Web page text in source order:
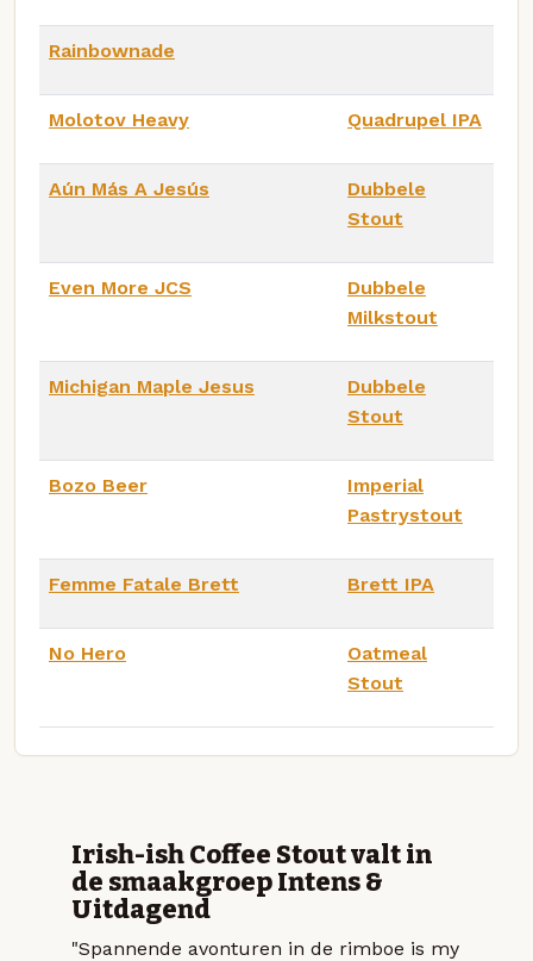
Rainbownade
Molotov Heavy Quadrupel IPA
Aún Más A Jesús
Dubbele
Stout
Even More JCS
Dubbele
Milkstout
Michigan Maple Jesus
Dubbele
Stout
Bozo Beer
Imperial
Pastrystout
Femme Fatale Brett Brett IPA
No Hero
Oatmeal
Stout
Irish-ish Coffee Stout valt in
de smaakgroep Intens &
Uitdagend
"Spannende avonturen in de rimboe is my